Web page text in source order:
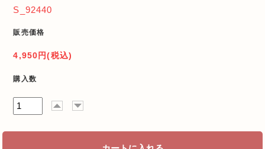
S_92440
販売価格
4,950円(税込)
購入数